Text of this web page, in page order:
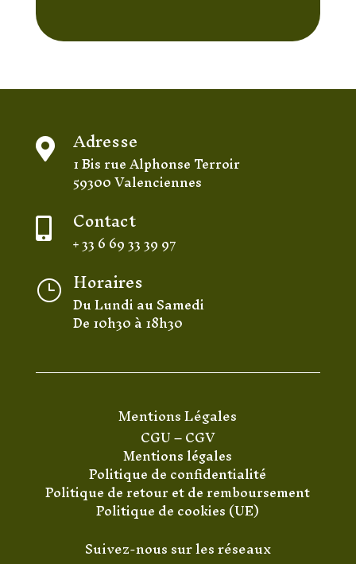
 Adresse
1 Bis rue Alphonse Terroir
59300 Valenciennes
 Contact
+ 33 6 69 33 39 97
} Horaires
Du Lundi au Samedi
De 10h30 à 18h30
Mentions Légales
CGU–CGV
Mentions légales
Politique de confidentialité
Politique de retour et de remboursement
Politique de cookies (UE)
Suivez-nous sur les réseaux